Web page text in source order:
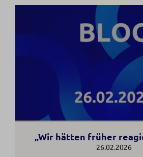
„Wir hätten früher
26.02.2026